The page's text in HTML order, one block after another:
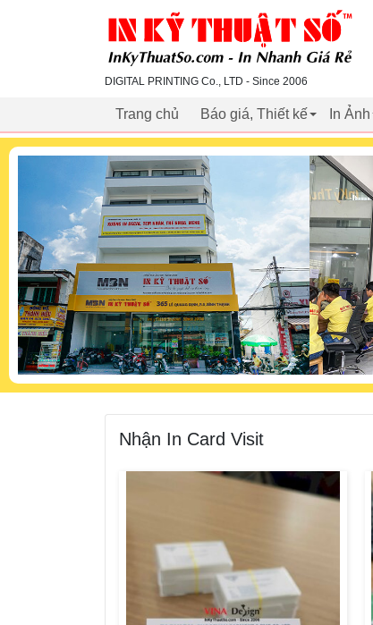
inkythuatso.com
DIGITAL PRINTING Co., LTD - Since 2006
Trang chủ Báo giá, Thiết kế In Ảnh
Nhận In Card Visit